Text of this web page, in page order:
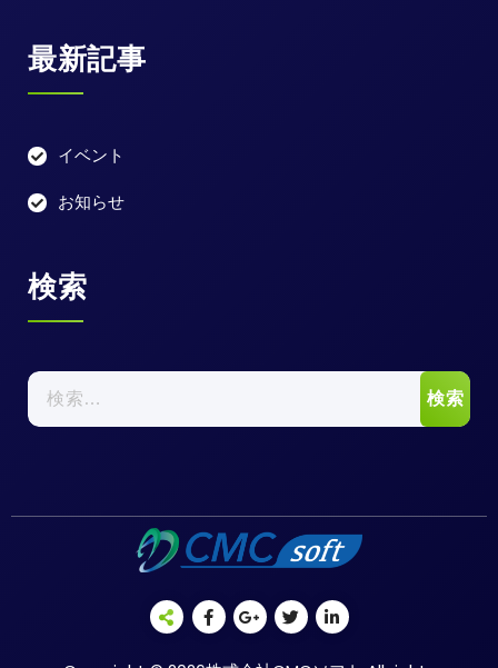
最新記事
イベント
お知らせ
検索
検